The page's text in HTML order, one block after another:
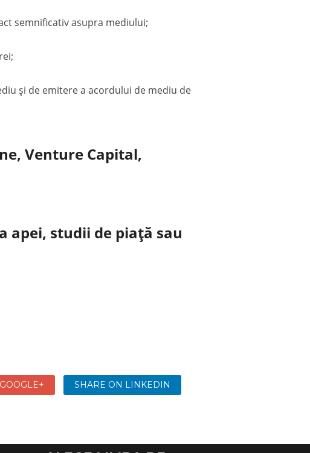
semnificativ asupra mediului;
și de emitere a acordului de mediu de
Venture Capital,
apei, studii de piață sau
SHARE ON LINKEDIN